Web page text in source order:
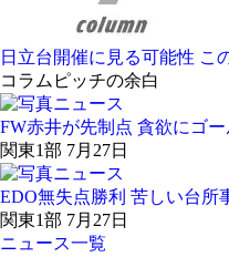
日立台開催に見る可能性 こ
コラム ピッチの余白
FW赤井が先制点 貪欲にゴ
関東1部 7月27日
EDO無失点勝利 苦しい台所
関東1部 7月27日
ニュース一覧